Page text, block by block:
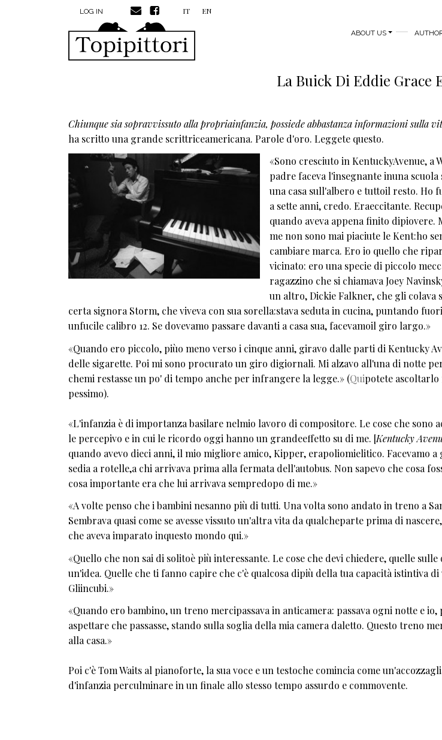
Skip to main contentMENU PROFILO UTENTE
LOG IN IT EN
MAIN NAVIGATION
ABOUT US
La Buick Di Eddie Grace
Chiunque sia sopravvissuto alla propriainfanzia, possiede abbastanza informazioni sulla
ha scritto una grande scrittriceamericana. Parole d'oro. Leggete questo.
«Sono cresciuto in KentuckyAvenue, a
padre faceva l'insegnante inuna scuola
una casa sull'albero e tuttoil resto. Ho
a sette anni, credo. Eraeccitante.
quando aveva appena finito dipiovere.
me non sono mai piaciute le Kent:ho
cambiare marca. Ero io quello che
vicinato: ero una specie di piccolo
ragazzino che si chiamava Joey
un altro, Dickie Falkner, che gli colava
certa signora Storm, che viveva con sua sorella:stava seduta in cucina, puntando
unfucile calibro 12. Se dovevamo passare davanti a casa sua, facevamoil giro largo.»
«Quando ero piccolo, piùo meno verso i cinque anni, giravo dalle parti di Kentucky
delle sigarette. Poi mi sono procurato un giro digiornali. Mi alzavo all'una di notte
chemi restasse un po' di tempo anche per infrangere la legge.» (Quipotete ascoltarlo
pessimo).
«L'infanzia è di importanza basilare nelmio lavoro di compositore. Le cose che sono
le percepivo e in cui le ricordo oggi hanno un grandeeffetto su di me. [Kentucky
quando avevo dieci anni, il mio migliore amico, Kipper, erapoliomielitico. Facevamo a
sedia a rotelle,a chi arrivava prima alla fermata dell'autobus. Non sapevo che cosa
cosa importante era che lui arrivava sempredopo di me.»
«A volte penso che i bambini nesanno più di tutti. Una volta sono andato in treno a
Sembrava quasi come se avesse vissuto un'altra vita da qualcheparte prima di
che aveva imparato inquesto mondo qui.»
«Quello che non sai di solitoè più interessante. Le cose che devi chiedere, quelle
un'idea. Quelle che ti fanno capire che c'è qualcosa dipiù della tua capacità istintiva
Gliincubi.»
«Quando ero bambino, un treno mercipassava in anticamera: passava ogni notte e
aspettare che passasse, stando sulla soglia della mia camera daletto. Questo treno
alla casa.»
Poi c'è Tom Waits al pianoforte, la sua voce e un testoche comincia come
d'infanzia perculminare in un finale allo stesso tempo assurdo e commovente.